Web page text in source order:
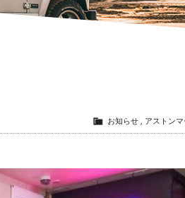
お知らせ, アストン